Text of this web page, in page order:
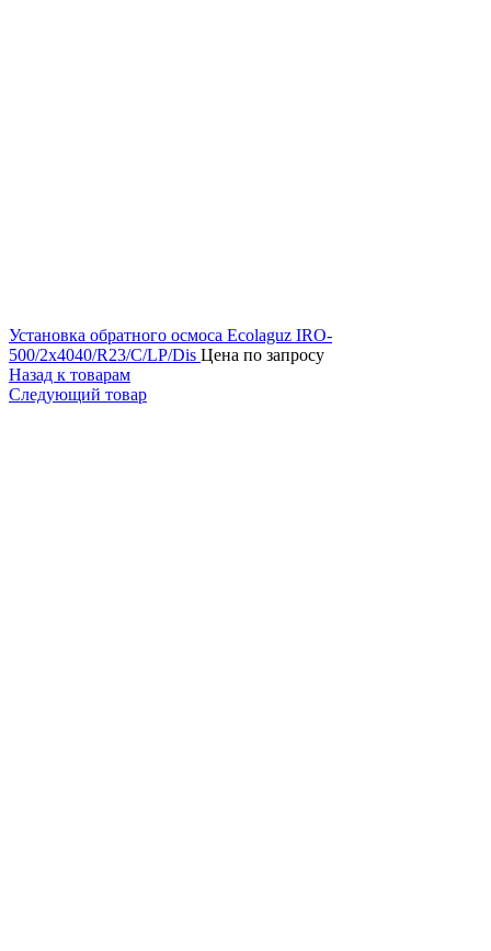
Установка обратного осмоса Ecolaguz IRO-
500/2x4040/R23/C/LP/Dis Цена по запросу
Назад к товарам
Следующий товар